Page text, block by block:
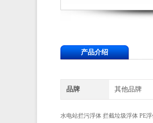
产品介绍
品牌 其他品牌
水电站拦污浮体 拦截垃圾浮体 PE